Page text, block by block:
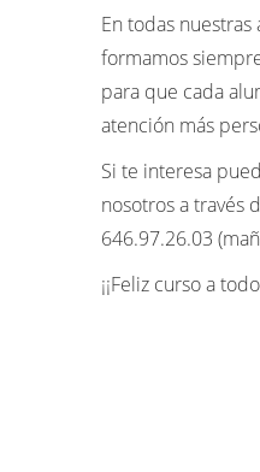
En todas
formamos
para que cada
atención más
Si te interesa
nosotros a través
646.97.26.03
¡¡Feliz curso a